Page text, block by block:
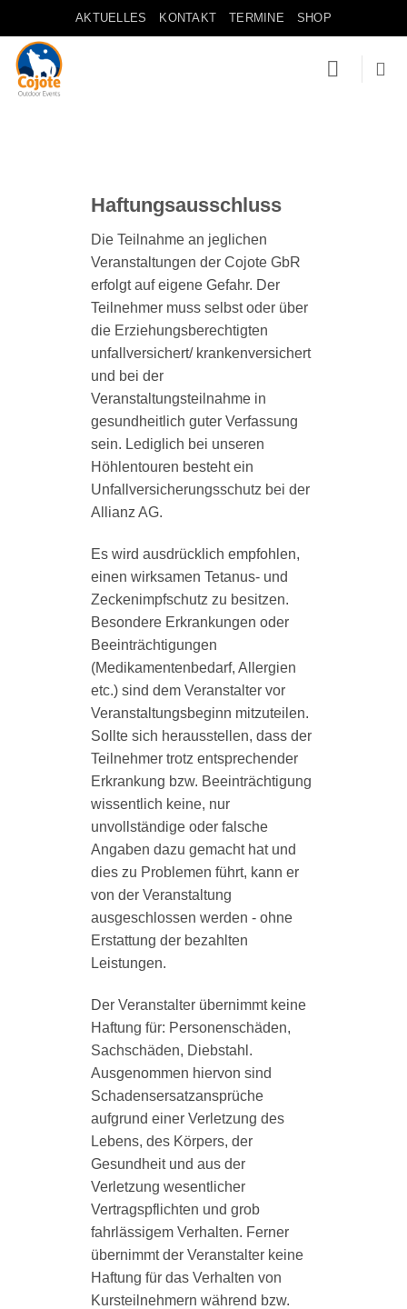
Inhalt
springen
AKTUELLES KONTAKT TERMINE SHOP
Haftungsausschluss
Die Teilnahme an jeglichen
Veranstaltungen der Cojote GbR
erfolgt auf eigene Gefahr. Der
Teilnehmer muss selbst oder über
die Erziehungsberechtigten
unfallversichert/ krankenversichert
und bei der
Veranstaltungsteilnahme in
gesundheitlich guter Verfassung
sein. Lediglich bei unseren
Höhlentouren besteht ein
Unfallversicherungsschutz bei der
Allianz AG.
Es wird ausdrücklich empfohlen,
einen wirksamen Tetanus- und
Zeckenimpfschutz zu besitzen.
Besondere Erkrankungen oder
Beeinträchtigungen
(Medikamentenbedarf, Allergien
etc.) sind dem Veranstalter vor
Veranstaltungsbeginn mitzuteilen.
Sollte sich herausstellen, dass der
Teilnehmer trotz entsprechender
Erkrankung bzw. Beeinträchtigung
wissentlich keine, nur
unvollständige oder falsche
Angaben dazu gemacht hat und
dies zu Problemen führt, kann er
von der Veranstaltung
ausgeschlossen werden - ohne
Erstattung der bezahlten
Leistungen.
Der Veranstalter übernimmt keine
Haftung für: Personenschäden,
Sachschäden, Diebstahl.
Ausgenommen hiervon sind
Schadensersatzansprüche
aufgrund einer Verletzung des
Lebens, des Körpers, der
Gesundheit und aus der
Verletzung wesentlicher
Vertragspflichten und grob
fahrlässigem Verhalten. Ferner
übernimmt der Veranstalter keine
Haftung für das Verhalten von
Kursteilnehmern während bzw.